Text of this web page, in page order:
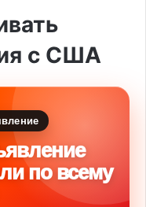
с США
по всему